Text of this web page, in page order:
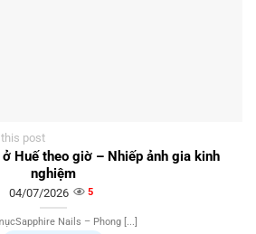
this post
Huế theo giờ – Nhiếp ảnh gia kinh
nghiệm
04/07/2026 5
Nails – Phong [...]